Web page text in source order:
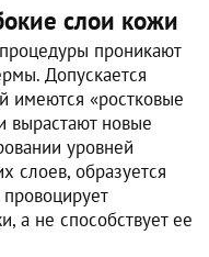
слои кожи
проникают
Допускается
имеются «ростковые
вырастают новые
уровней
слоев, образуется
а не способствует ее